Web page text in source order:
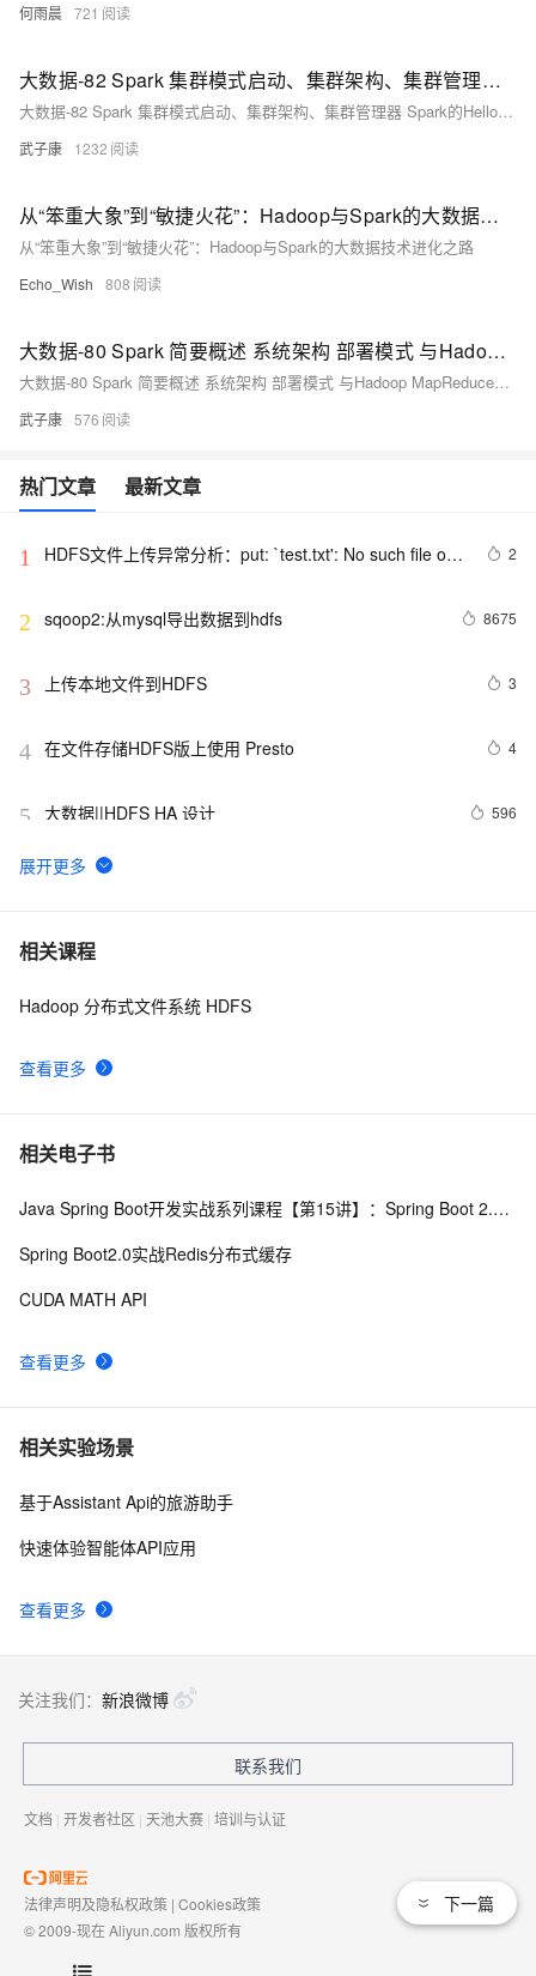
何雨晨 721
大数据-82 Spark 集群模式启动、集群架构、集群管理器 Spark的HelloWorld + Hadoop + HDFS
大数据-82 Spark 集群模式启动、集群架构、集群管理器 Spark的HelloWorld + Hadoop + HDFS
武子康 1232
从“笨重大象”到“敏捷火花”：Hadoop与Spark的大数据技术进化之路
从“笨重大象”到“敏捷火花”：Hadoop与Spark的大数据技术进化之路
Echo_Wish 808
大数据-80 Spark 简要概述 系统架构 部署模式 与Hadoop MapReduce对比
大数据-80 Spark 简要概述 系统架构 部署模式 与Hadoop MapReduce对比
武子康 576
热门文章 最新文章
1
HDFS文件上传异常分析：put: `test.txt': No such file or
2
2 sqoop2:从mysql导出数据到hdfs 8675
3 上传本地文件到HDFS 3
4 在文件存储HDFS版上使用 Presto 4
5 大数据||HDFS HA 设计 596
6 Shell遍历HDFS路径统计层级目录大小
7 文件存储HDFS版和数据库MySQL双向数据迁移
8 阿里云全托管flink-vvp平台hudi connector实践（基于emr
9 【大数据计算】(一) HDFS操作方法和基础编程
10
默认块大小是多少？可以更改吗？
相关课程
查看更多
Hadoop 分布式文件系统 HDFS
相关电子书
查看更多
Java Spring Boot开发实战系列课程【第15讲】：Spring Boot 2.0 API与Spring REST Docs实战
Spring Boot2.0实战Redis分布式缓存
CUDA MATH API
相关实验场景
查看更多
基于Assistant Api的旅游助手
快速体验智能体API应用
下一篇
关注我们： 新浪微博
联系我们
文档 | 开发者社区 | 天池大赛 | 培训与认证
法律声明及隐私权政策 | Cookies政策
© 2009-现在 Aliyun.com 版权所有